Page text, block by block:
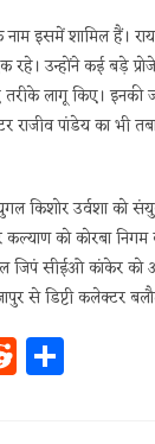
इसमें शामिल हैं।
उन्होंने कई बड़े
लागू किए।
पांडेय का भी
किशोर उर्वशा को
कल्याण को कोरबा
जिपं सीईओ कांकेर
से डिप्टी कलेक्टर
R
e